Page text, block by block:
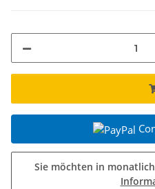
Sie möchten in